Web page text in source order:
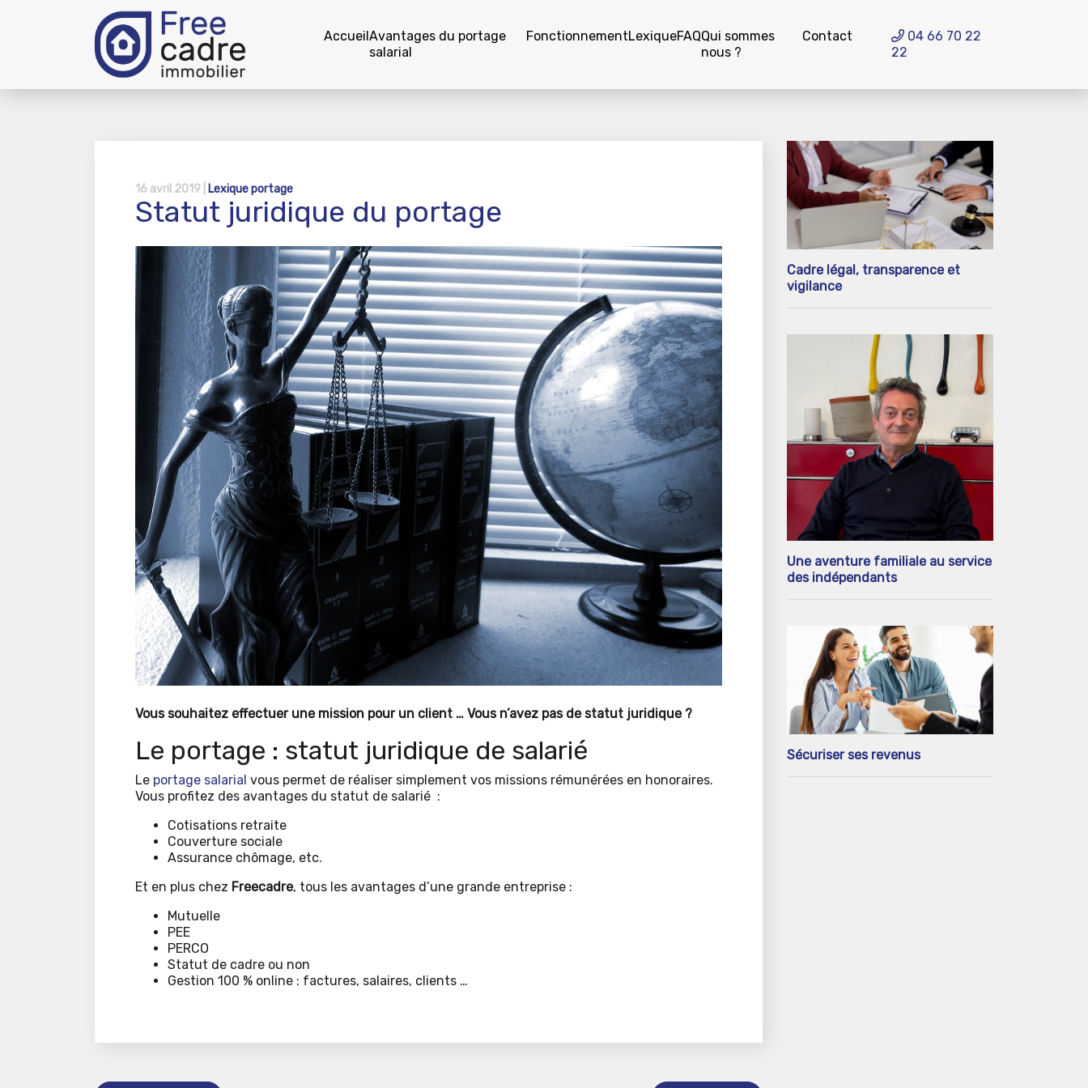
AccueilAvantages du portage
salarial
FonctionnementLexiqueFAQQui sommes
nous ?
Contact
04 66 70 22
22
16 avril 2019 | Lexique portage
Statut juridique du portage
Vous souhaitez effectuer une mission pour un client … Vous n’avez pas de statut juridique ?
Le portage : statut juridique de salarié
Le portage salarial vous permet de réaliser simplement vos missions rémunérées en honoraires.
Vous profitez des avantages du statut de salarié :
Cotisations retraite
Couverture sociale
Assurance chômage, etc.
Et en plus chez Freecadre, tous les avantages d’une grande entreprise :
Mutuelle
PEE
PERCO
Statut de cadre ou non
Gestion 100 % online : factures, salaires, clients …
Cadre légal, transparence et
vigilance
Une aventure familiale au service
des indépendants
Sécuriser ses revenus